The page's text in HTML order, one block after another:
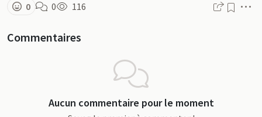
0 0 116
Commentaires
Aucun commentaire pour le moment